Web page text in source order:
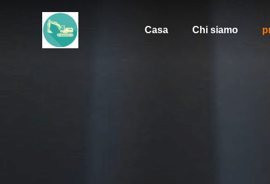
Casa Chi siamo